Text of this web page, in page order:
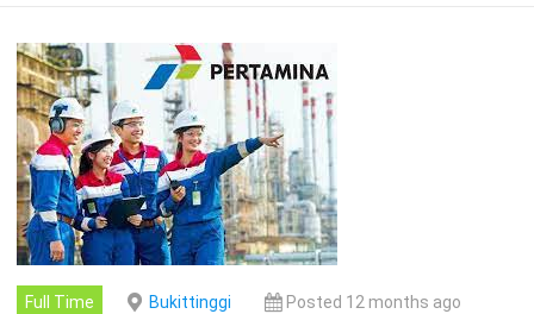
Full Time Bukittinggi Posted 12 months ago